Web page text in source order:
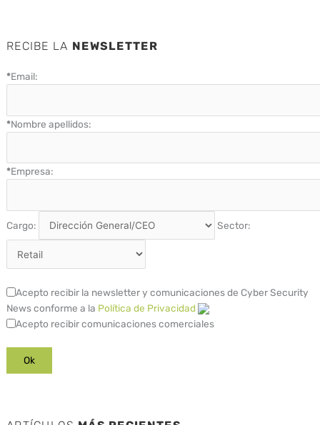
RECIBE LA NEWSLETTER
*Email:
*Nombre apellidos:
*Empresa:
Cargo: Sector:
Acepto recibir la newsletter y comunicaciones de Cyber Security
News conforme a la Política de Privacidad
Acepto recibir comunicaciones comerciales